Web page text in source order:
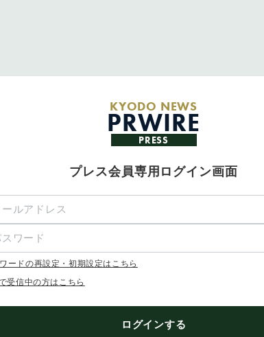
KYODO NEWS
PRWIRE
PRESS
プレス会員専用ログイン画面
ードの再設定・初期設定はこちら
受信中の方はこちら
ログインする